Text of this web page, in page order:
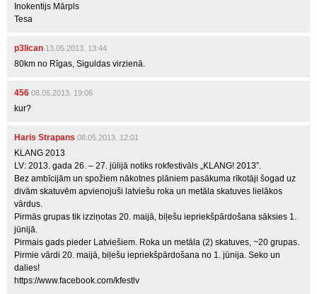
Inokentijs Mārpls
Tesa
p3lican 13.05.2013. 13:44
80km no Rīgas, Siguldas virzienā.
456 08.05.2013. 19:06
kur?
Haris Strapans 08.05.2013. 12:01
KLANG 2013
LV: 2013. gada 26. – 27. jūlijā notiks rokfestivāls „KLANG! 2013”.
Bez ambīcijām un spožiem nākotnes plāniem pasākuma rīkotāji šogad uz
divām skatuvēm apvienojuši latviešu roka un metāla skatuves lielākos
vārdus.
Pirmās grupas tik izziņotas 20. maijā, biļešu iepriekšpārdošana sāksies 1.
jūnijā.
Pirmais gads pieder Latviešiem. Roka un metāla (2) skatuves, ~20 grupas.
Pirmie vārdi 20. maijā, biļešu iepriekšpārdošana no 1. jūnija. Seko un
dalies!
https://www.facebook.com/kfestlv